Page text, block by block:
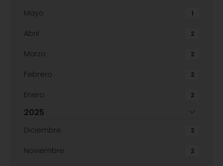
Mayo 1
Abril 2
Marzo 2
Febrero 2
Enero 2
2025
Diciembre 2
Noviembre 2